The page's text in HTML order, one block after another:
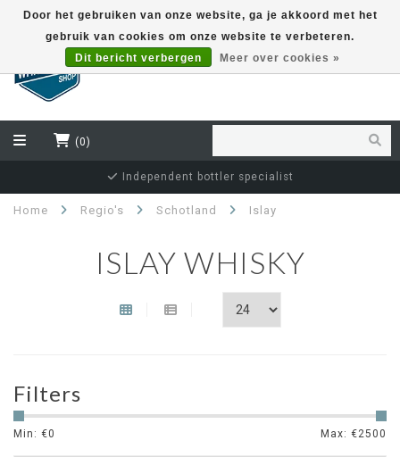
(0)
Independent bottler specialist
Home Regio's Schotland Islay
ISLAY WHISKY
Filters
Min: €0 Max: €2500
Door het gebruiken van onze website, ga je akkoord met het
gebruik van cookies om onze website te verbeteren.
Dit bericht verbergen
Meer over cookies »